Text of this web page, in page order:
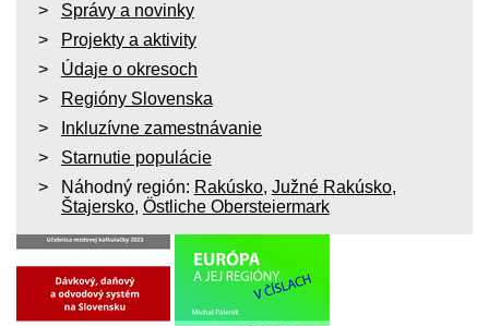
Správy a novinky
Projekty a aktivity
Údaje o okresoch
Regióny Slovenska
Inkluzívne zamestnávanie
Starnutie populácie
Náhodný región: Rakúsko, Južné Rakúsko,
Štajersko, Östliche Obersteiermark